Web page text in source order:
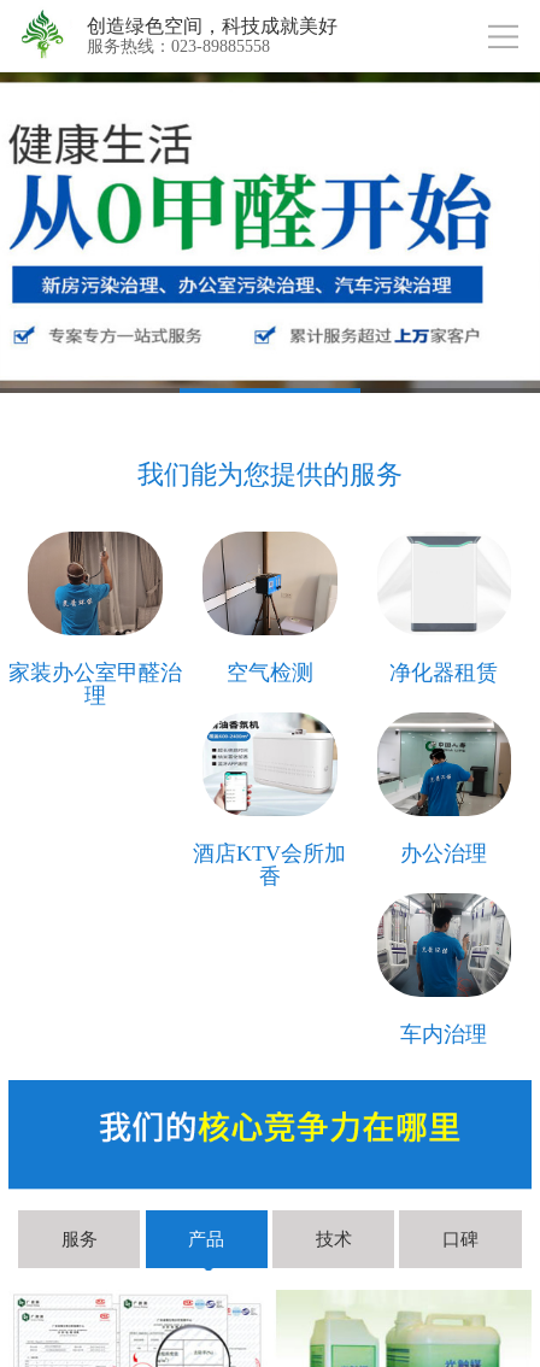
创造绿色空间，科技成就美好
服务热线：023-89885558
我们能为您提供的服务
家装办公室甲醛治
理
空气检测 净化器租赁
酒店KTV会所加
香
办公治理
车内治理
服务 产品 技术 口碑